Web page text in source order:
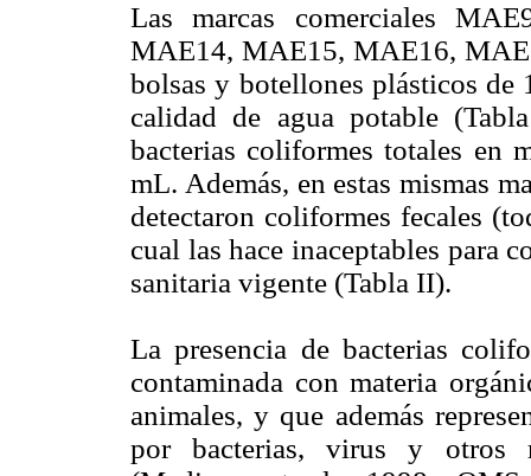
Las marcas comerciales
MAE14, MAE15, MAE16,
bolsas y botellones plásticos
calidad de agua potable
bacterias coliformes totales en
mL. Además, en estas mismas
detectaron coliformes fecales
cual las hace inaceptables para
sanitaria vigente (Tabla II).
La presencia de bacterias
contaminada con materia
animales, y que además
por bacterias, virus y otros